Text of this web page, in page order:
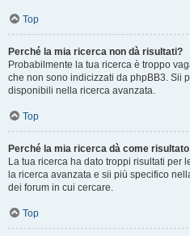
Top
Perché la mia ricerca non dà risultati?
Probabilmente la tua ricerca è troppo
che non sono indicizzati da phpBB3. Sii
disponibili nella ricerca avanzata.
Top
Perché la mia ricerca dà come
La tua ricerca ha dato troppi risultati per
la ricerca avanzata e sii più specifico
dei forum in cui cercare.
Top